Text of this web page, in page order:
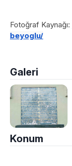
Fotoğraf Kaynağı:
beyoglu/
Galeri
Konum